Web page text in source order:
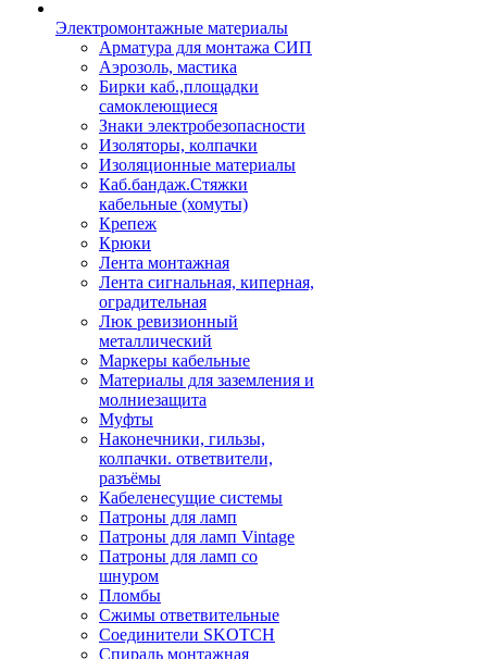
Электромонтажные материалы
Арматура для монтажа СИП
Аэрозоль, мастика
Бирки каб.,площадки
самоклеющиеся
Знаки электробезопасности
Изоляторы, колпачки
Изоляционные материалы
Каб.бандаж.Стяжки
кабельные (хомуты)
Крепеж
Крюки
Лента монтажная
Лента сигнальная, киперная,
оградительная
Люк ревизионный
металлический
Маркеры кабельные
Материалы для заземления и
молниезащита
Муфты
Наконечники, гильзы,
колпачки. ответвители,
разъёмы
Кабеленесущие системы
Патроны для ламп
Патроны для ламп Vintage
Патроны для ламп со
шнуром
Пломбы
Сжимы ответвительные
Соединители SKOTCH
Спираль монтажная